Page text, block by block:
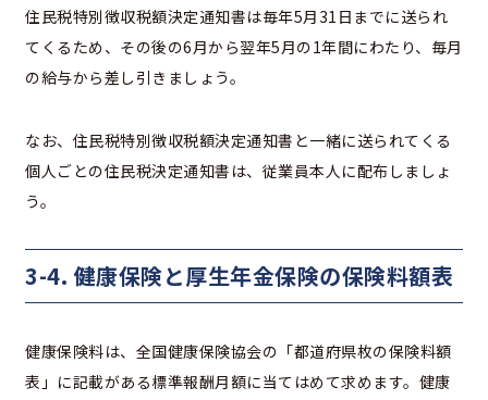
住民税特別徴収税額決定通知書は毎年5月31日までに送られ
てくるため、その後の6月から翌年5月の1年間にわたり、毎月
の給与から差し引きましょう。
なお、住民税特別徴収税額決定通知書と一緒に送られてくる
個人ごとの住民税決定通知書は、従業員本人に配布しましょ
う。
3-4. 健康保険と厚生年金保険の保険料額表
健康保険料は、全国健康保険協会の「都道府県枚の保険料額
表」に記載がある標準報酬月額に当てはめて求めます。健康